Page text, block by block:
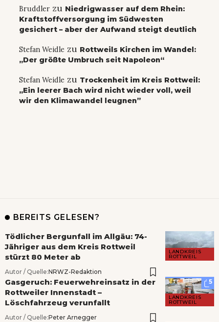
Bruddler zu Niedrigwasser auf dem Rhein:
Kraftstoffversorgung im Südwesten
gesichert – aber der Aufwand steigt deutlich
Stefan Weidle zu Rottweils Kirchen im Wandel:
„Der größte Umbruch seit Napoleon“
Stefan Weidle zu Trockenheit im Kreis Rottweil:
„Ein leerer Bach wird nicht wieder voll, weil
wir den Klimawandel leugnen”
BEREITS GELESEN?
LANDKREIS
ROTTWEIL
Tödlicher Bergunfall im Allgäu: 74-
Jähriger aus dem Kreis Rottweil
stürzt 80 Meter ab
Autor / Quelle:NRWZ-Redaktion
5
LANDKREIS
ROTTWEIL
Gasgeruch: Feuerwehreinsatz in der
Rottweiler Innenstadt –
Löschfahrzeug verunfallt
Autor / Quelle:Peter Arnegger